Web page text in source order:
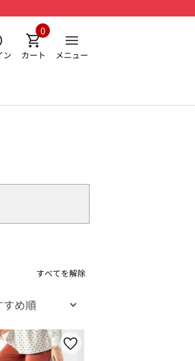
ン カート
0
メニュー
すべてを解除